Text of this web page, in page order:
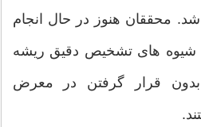
محققان هنوز در حال انجام
شیوه های تشخیص دقیق ریشه
قرار گرفتن در معرض